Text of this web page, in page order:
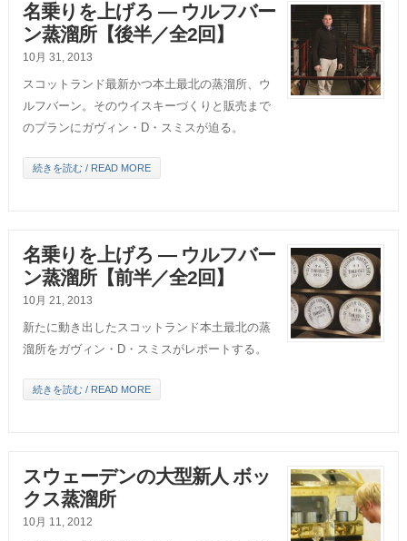
名乗りを上げろ ― ウルフバー
ン蒸溜所【後半／全2回】
10月 31, 2013
スコットランド最新かつ本土最北の蒸溜所、ウ
ルフバーン。そのウイスキーづくりと販売まで
のプランにガヴィン・D・スミスが迫る。
続きを読む / READ MORE
名乗りを上げろ ― ウルフバー
ン蒸溜所【前半／全2回】
10月 21, 2013
新たに動き出したスコットランド本土最北の蒸
溜所をガヴィン・D・スミスがレポートする。
続きを読む / READ MORE
スウェーデンの大型新人 ボッ
クス蒸溜所
10月 11, 2012